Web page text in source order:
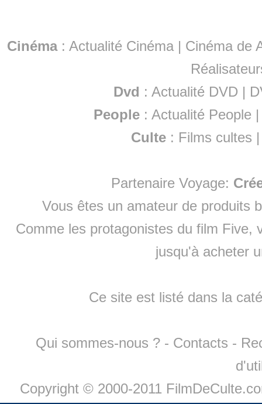
Cinéma: Actualité Cinéma | Cinéma de
Dvd : Actualité DVD |
People :Actualité People
Culte : Films cultes
Partenaire Voyage:
Vous êtes un amateur de produits
Comme les protagonistes du film Five,
jusqu'à acheter
Ce site est listé dans la
Qui sommes-nous ? - Contacts -
Copyright © 2000-2011